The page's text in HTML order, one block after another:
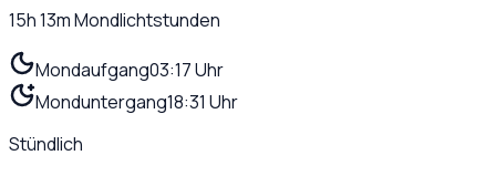
15h 13mMondlichtstunden
Mondaufgang03:17 Uhr
Monduntergang18:31 Uhr
Stündlich